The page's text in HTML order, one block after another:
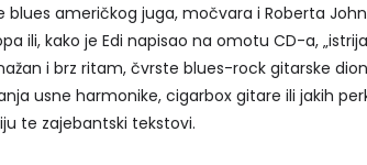
blues američkog juga, močvara i Roberta
ili, kako je Edi napisao na omotu CD-a,
i brz ritam, čvrste blues-rock gitarske
usne harmonike, cigarbox gitare ili jakih
te zajebantski tekstovi.